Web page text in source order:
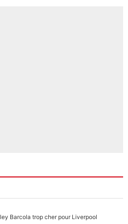
Barcola trop cher pour Liverpool